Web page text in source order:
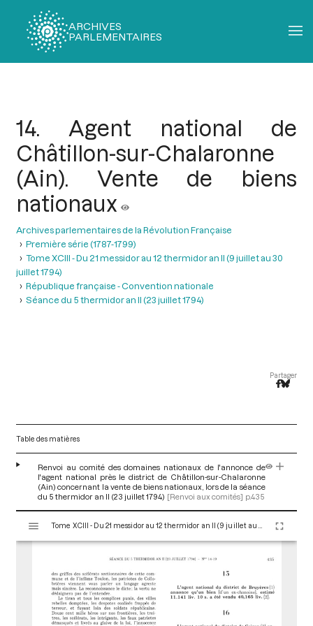
ARCHIVES
PARLEMENTAIRES
14. Agent national de
Châtillon-sur-Chalaronne
(Ain). Vente de biens
nationaux
Archives parlementaires de la Révolution Française
Première série (1787-1799)
Tome XCIII - Du 21 messidor au 12 thermidor an II (9 juillet au 30
juillet 1794)
République française - Convention nationale
Séance du 5 thermidor an II (23 juillet 1794)
Partager
Table des matières
Renvoi au comité des domaines nationaux de l'annonce de
l'agent national près le district de Châtillon-sur-Chalaronne
(Ain) concernant la vente de biens nationaux, lors de la séance
du 5 thermidor an II (23 juillet 1794) [Renvoi aux comités] p.435
s